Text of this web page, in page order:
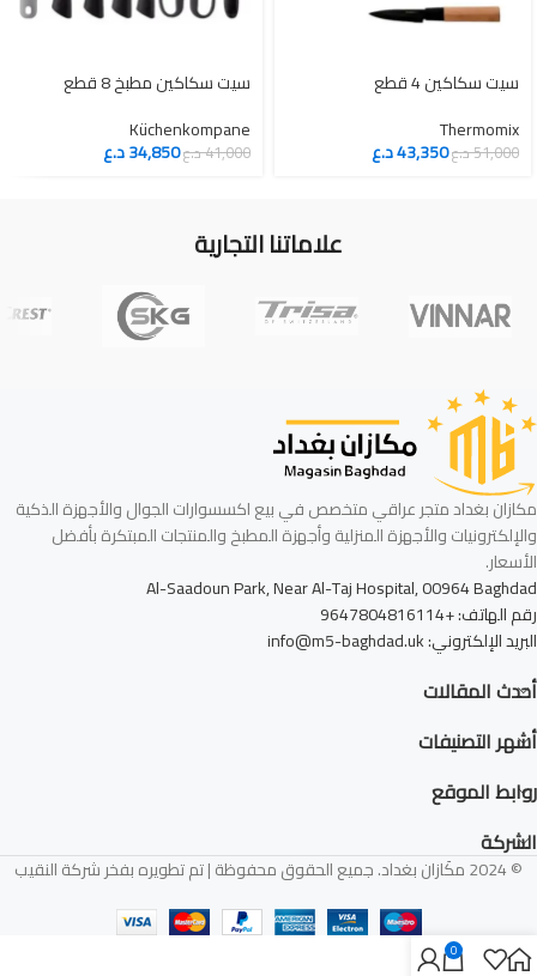
سيت سكاكين 4 قطع
Thermomix
51,000د.ع43,350د.ع
سيت سكاكين مطبخ 8 قطع
Küchenkompane
41,000د.ع34,850د.ع
علاماتنا التجارية
مكازان بغداد متجر عراقي متخصص في بيع اكسسوارات الجوال والأجهزة الذكية
والإلكترونيات والأجهزة المنزلية وأجهزة المطبخ والمنتجات المبتكرة بأفضل
الأسعار.
Al-Saadoun Park, Near Al-Taj Hospital, 00964 Baghdad
رقم الهاتف: +9647804816114
البريد الإلكتروني: info@m5-baghdad.uk
أحدث المقالات
أشهر التصنيفات
روابط الموقع
الشركة
© 2024 مكَازان بغداد. جميع الحقوق محفوظة | تم تطويره بفخر شركة النقيب
0